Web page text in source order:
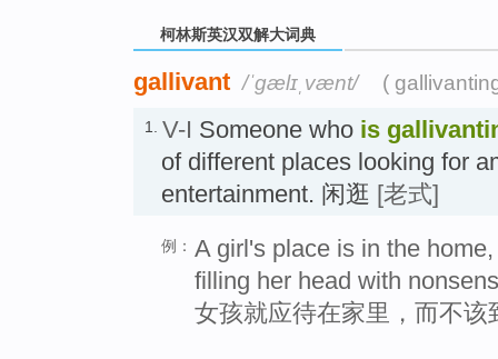
柯林斯英汉双解大词典
gallivant /ˈgælɪˌvænt/ (
1. V-I Someone who is
of different places looking for
entertainment. 闲逛 [老式]
例： A girl's place is in the
filling her head with
女孩就应待在家里，而不